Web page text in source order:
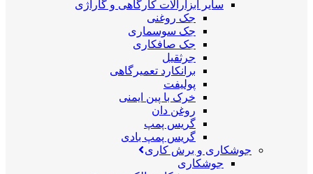
سایر ابزارآلات کارگاهی و گاراژی
جک روغنی
جک سوسماری
جک صافکاری
جرثقیل
برانکارد تعمیرگاهی
پولیفت
خرک با پین ایمنی
روغن دان
گریس پمپ
گریس پمپ بادی
جوشکاری و برش کاری
جوشکاری